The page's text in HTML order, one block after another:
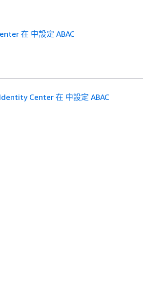
在 中設定 ABAC
Center 在 中設定 ABAC